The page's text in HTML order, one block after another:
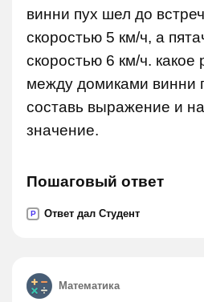
винни пух шел до
скоростью 5 км/ч, а
скоростью 6 км/ч. какое
между домиками винни
составь выражение и
значение.
Пошаговый ответ
P Ответ дал Студент
Математика